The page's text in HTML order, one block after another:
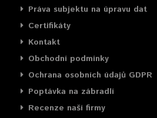
Práva subjektu na úpravu dat
Certifikáty
Kontakt
Obchodní podmínky
Ochrana osobních údajů GDPR
Poptávka na zábradlí
Recenze naší firmy